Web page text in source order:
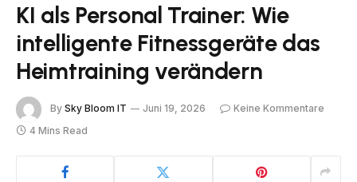
KI als Personal Trainer: Wie
intelligente Fitnessgeräte das
Heimtraining verändern
By Sky Bloom IT Juni 19, 2026
Keine Kommentare
4 Mins Read